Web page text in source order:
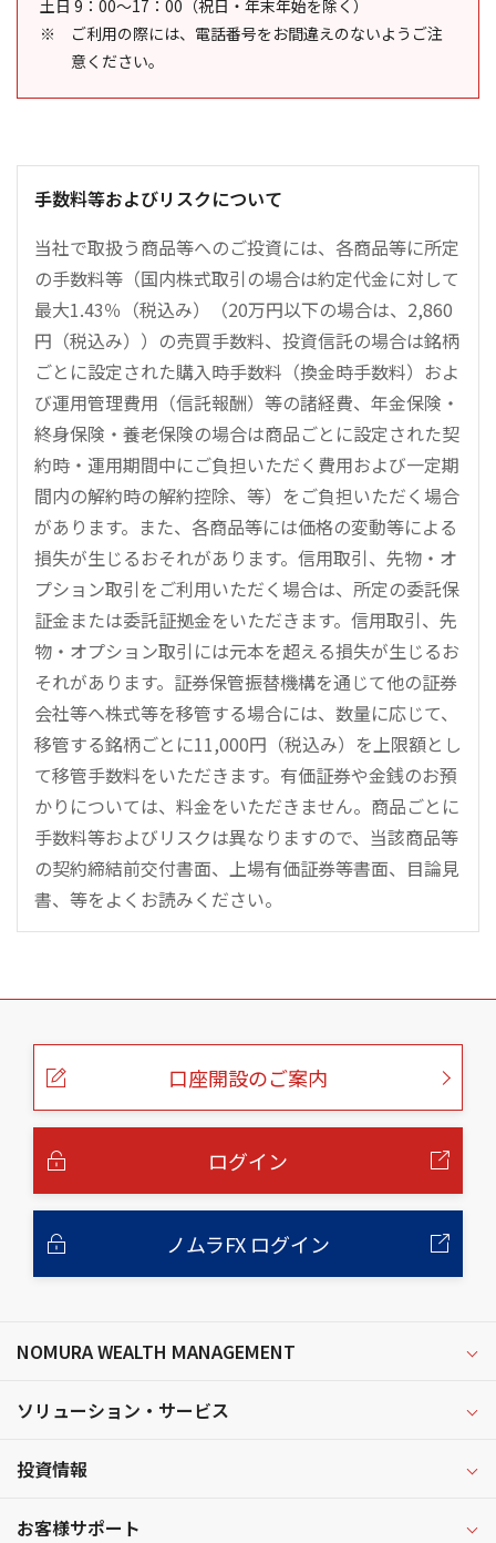
土日 9：00～17：00（祝日・年末年始を除く）
ご利用の際には、電話番号をお間違えのないようご注
意ください。
手数料等およびリスクについて
当社で取扱う商品等へのご投資には、各商品等に所定
の手数料等（国内株式取引の場合は約定代金に対して
最大1.43％（税込み）（20万円以下の場合は、2,860
円（税込み））の売買手数料、投資信託の場合は銘柄
ごとに設定された購入時手数料（換金時手数料）およ
び運用管理費用（信託報酬）等の諸経費、年金保険・
終身保険・養老保険の場合は商品ごとに設定された契
約時・運用期間中にご負担いただく費用および一定期
間内の解約時の解約控除、等）をご負担いただく場合
があります。また、各商品等には価格の変動等による
損失が生じるおそれがあります。信用取引、先物・オ
プション取引をご利用いただく場合は、所定の委託保
証金または委託証拠金をいただきます。信用取引、先
物・オプション取引には元本を超える損失が生じるお
それがあります。証券保管振替機構を通じて他の証券
会社等へ株式等を移管する場合には、数量に応じて、
移管する銘柄ごとに11,000円（税込み）を上限額とし
て移管手数料をいただきます。有価証券や金銭のお預
かりについては、料金をいただきません。商品ごとに
手数料等およびリスクは異なりますので、当該商品等
の契約締結前交付書面、上場有価証券等書面、目論見
書、等をよくお読みください。
こ
口座開設のご案内
ログイン
ノムラFX ログイン
NOMURA WEALTH MANAGEMENT
ソリューション・サービス
投資情報
お客様サポート